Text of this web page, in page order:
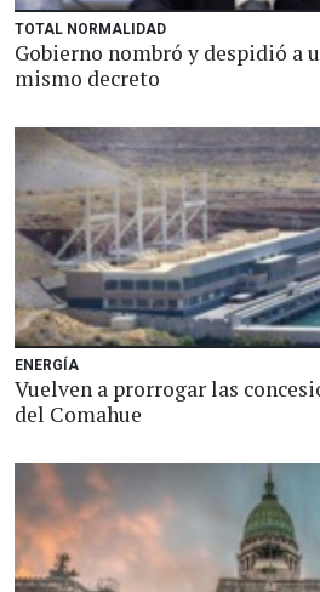
TOTAL NORMALIDAD
Gobierno nombró y despidió a
mismo decreto
ENERGÍA
Vuelven a prorrogar las
del Comahue